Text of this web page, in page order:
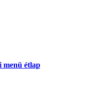
menü étlap